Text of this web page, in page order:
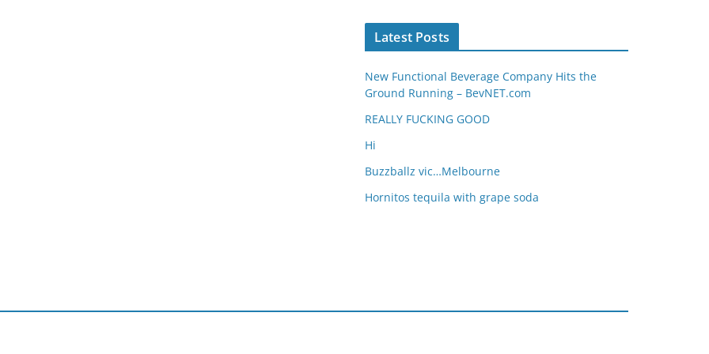
Latest Posts
New Functional Beverage Company Hits the
Ground Running – BevNET.com
REALLY FUCKING GOOD
Hi
Buzzballz vic…Melbourne
Hornitos tequila with grape soda